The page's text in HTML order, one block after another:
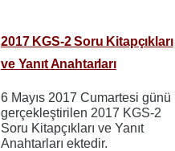
2017 KGS-2 Soru Kitapçıkları
ve Yanıt Anahtarları
6 Mayıs 2017 Cumartesi günü
gerçekleştirilen 2017 KGS-2
Soru Kitapçıkları ve Yanıt
Anahtarları ektedir.